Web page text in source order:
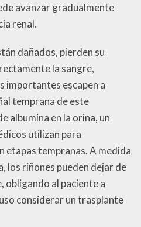
avanzar gradualmente
renal.
dañados, pierden su
la sangre,
importantes escapen a
temprana de este
albumina en la orina, un
utilizan para
etapas tempranas. A medida
los riñones pueden dejar de
al paciente a
considerar un trasplante